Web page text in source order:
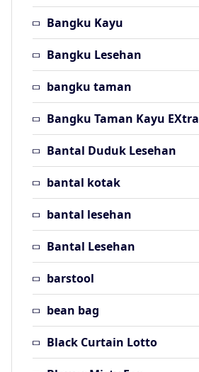
Bangku Kayu
Bangku Lesehan
bangku taman
Bangku Taman Kayu EXtra
Bantal Duduk Lesehan
bantal kotak
bantal lesehan
Bantal Lesehan
barstool
bean bag
Black Curtain Lotto